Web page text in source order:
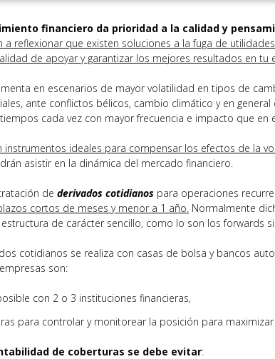
financiero da prioridad a la calidad y
a reflexionar que existen soluciones a la fuga de
de apoyar y garantizar los mejores resultados en tu
en escenarios de mayor volatilidad en tipos de
ante conflictos bélicos, cambio climático y en
cada vez con mayor frecuencia e impacto que en
instrumentos ideales para compensar los efectos de la
asistir en la dinámica del mercado financiero.
de derivados cotidianos para operaciones
cortos de meses y menor a 1 año. Normalmente
de carácter sencillo, como lo son los forwards
cotidianos se realiza con casas de bolsa y bancos
son:
con 2 o 3 instituciones financieras,
para controlar y monitorear la posición para maximizar
de coberturas se debe evitar: